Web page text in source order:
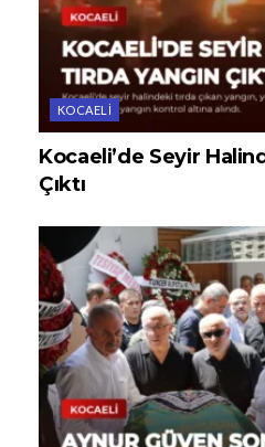
KOCAELI
Kocaeli’de Seyir
Çıktı